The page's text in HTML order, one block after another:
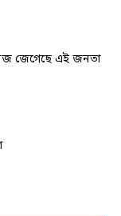
জেগেছে এই জনতা